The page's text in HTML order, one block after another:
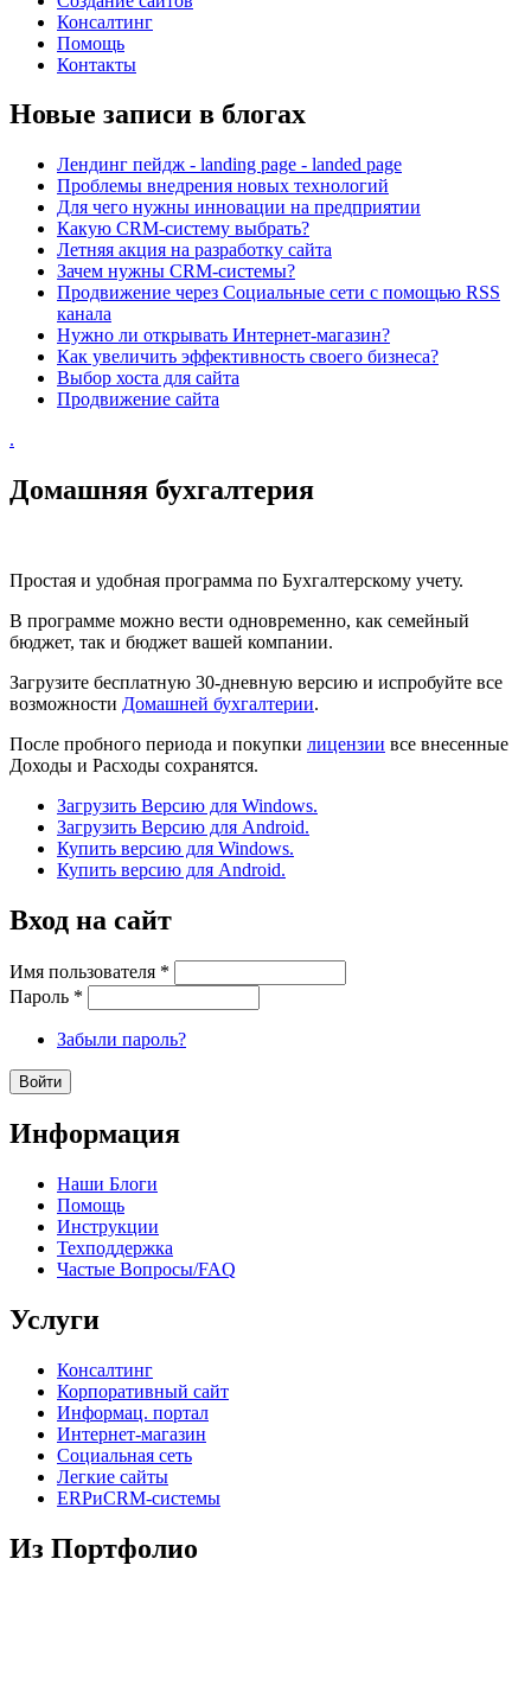
Консалтинг
Помощь
Контакты
Новые записи в блогах
Лендинг пейдж - landing page - landed page
Проблемы внедрения новых технологий
Для чего нужны инновации на предприятии
Какую CRM-систему выбрать?
Летняя акция на разработку сайта
Зачем нужны CRM-системы?
Продвижение через Cоциальные сети с помощью RSS
канала
Нужно ли открывать Интернет-магазин?
Как увеличить эффективность своего бизнеса?
Выбор хоста для сайта
Продвижение сайта
.
Домашняя бухгалтерия
Простая и удобная программа по Бухгалтерскому учету.
В программе можно вести одновременно, как семейный
бюджет, так и бюджет вашей компании.
Загрузите бесплатную 30-дневную версию и испробуйте все
возможности Домашней бухгалтерии.
После пробного периода и покупки лицензии все внесенные
Доходы и Расходы сохранятся.
Загрузить Версию для Windows.
Загрузить Версию для Android.
Купить версию для Windows.
Купить версию для Android.
Вход на сайт
Имя пользователя *
Пароль *
Забыли пароль?
Информация
Наши Блоги
Помощь
Инструкции
Техподдержка
Частые Вопросы/FAQ
Услуги
Консалтинг
Корпоративный сайт
Информац. портал
Интернет-магазин
Социальная сеть
Легкие сайты
ERPиCRM-системы
Из Портфолио